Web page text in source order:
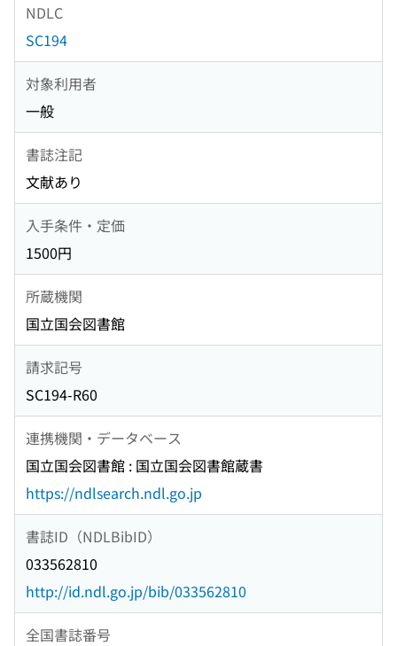
NDLC
SC194
対象利用者
一般
書誌注記
文献あり
入手条件・定価
1500円
所蔵機関
国立国会図書館
請求記号
SC194-R60
連携機関・データベース
国立国会図書館 : 国立国会図書館蔵書
https://ndlsearch.ndl.go.jp
書誌ID（NDLBibID）
033562810
http://id.ndl.go.jp/bib/033562810
全国書誌番号